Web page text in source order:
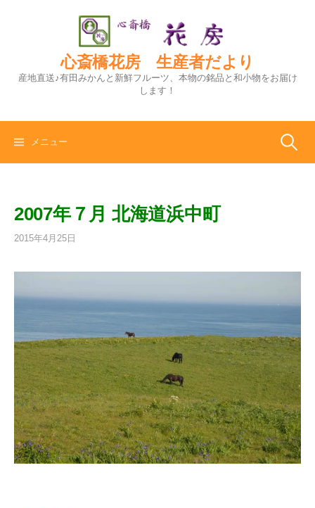
キ
心斎橋花房 生産者だより
産地直送♪有田みかんと新鮮フルーツ、本物の銘品と和小物をお届け
します！
メニュー 検
2007年７月 北海道浜中町
2015年4月25日